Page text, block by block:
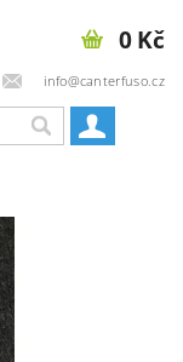
info@canterfuso.cz
0 Kč